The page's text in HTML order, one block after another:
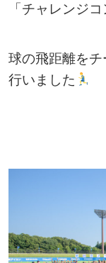
「チャレンジ
球の飛距離を
行いました